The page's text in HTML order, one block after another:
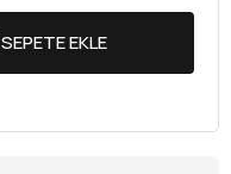
SEPETE EKLE